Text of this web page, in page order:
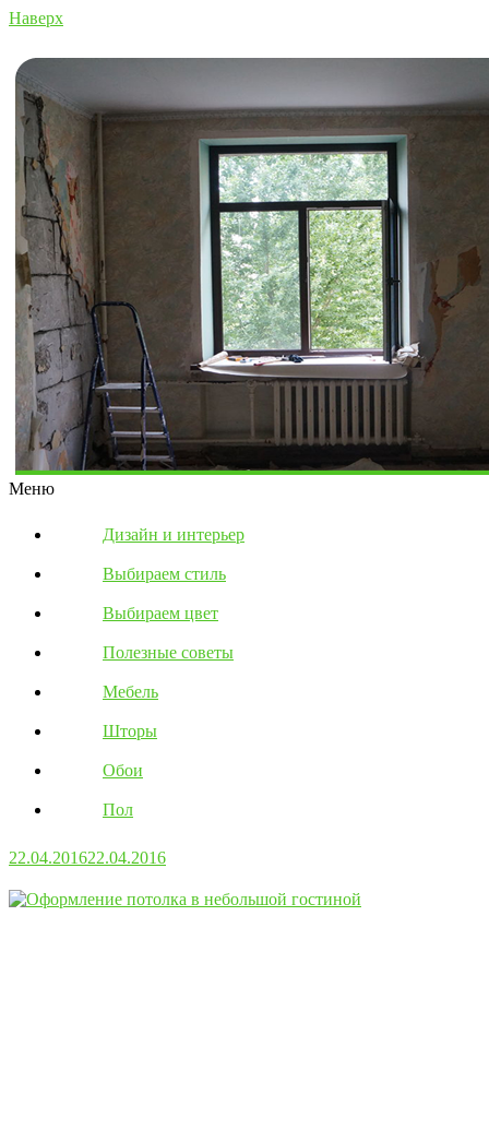
Наверх
Меню
Дизайн и интерьер
Выбираем стиль
Выбираем цвет
Полезные советы
Мебель
Шторы
Обои
Пол
22.04.201622.04.2016